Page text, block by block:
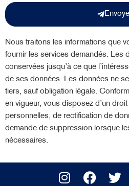
Nous traitons les informations que
fournir les services demandés. Les
conservées jusqu’à ce que
de ses données. Les données ne
tiers, sauf obligation légale.
en vigueur, vous disposez d’un
personnelles, de rectification de
demande de suppression lorsque
nécessaires.